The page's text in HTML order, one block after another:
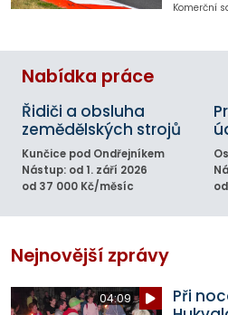
Komerční
Nabídka práce
Řidiči a obsluha
zemědělských strojů
Kunčice pod Ondřejníkem
Nástup: od 1. září 2026
od 37 000 Kč/měsíc
Nejnovější zprávy
04:09
Při